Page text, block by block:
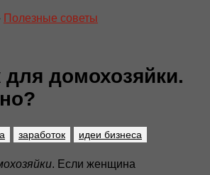
Полезные советы
для домохозяйки.
заработок идеи бизнеса
. Если женщина